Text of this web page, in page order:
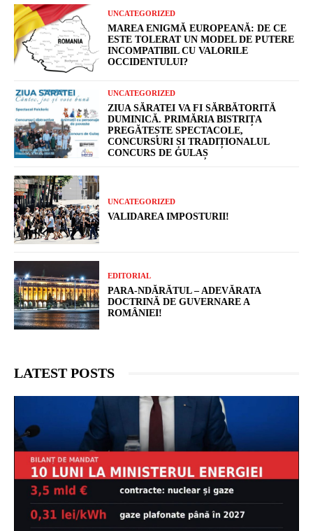
UNCATEGORIZED
MAREA ENIGMĂ EUROPEANĂ: DE CE
ESTE TOLERAT UN MODEL DE PUTERE
INCOMPATIBIL CU VALORILE
OCCIDENTULUI?
UNCATEGORIZED
ZIUA SĂRATEI VA FI SĂRBĂTORITĂ
DUMINICĂ. PRIMĂRIA BISTRIȚA
PREGĂTEȘTE SPECTACOLE,
CONCURSURI ȘI TRADIȚIONALUL
CONCURS DE GULAȘ
UNCATEGORIZED
VALIDAREA IMPOSTURII!
EDITORIAL
PARA-NDĂRĂTUL – ADEVĂRATA
DOCTRINĂ DE GUVERNARE A
ROMÂNIEI!
LATEST POSTS